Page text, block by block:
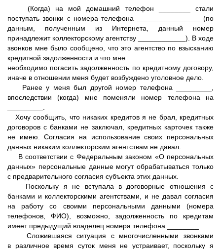
(Когда) на мой домашний телефон ________ стали
поступать звонки с номера телефона ________________ (по
данным, полученным из Интернета, данный номер
принадлежит коллекторскому агентству ____________). В ходе
звонков мне было сообщено, что это агентство по взысканию
кредитной задолженности и что мне
необходимо погасить задолженность по кредитному договору,
иначе в отношении меня будет возбуждено уголовное дело.
Ранее у меня был другой номер телефона _________,
впоследствии (когда) мне поменяли номер телефона на
Хочу сообщить, что никаких кредитов я не брал, кредитных
договоров с банками не заключал, кредитных карточек также
не имею. Согласия на использование своих персональных
данных никаким коллекторским агентствам не давал.
В соответствии с Федеральным законом «О персональных
данных» персональные данные могут обрабатываться только
с предварительного согласия субъекта этих данных.
Поскольку я не вступала в договорные отношения с
банками и коллекторскими агентствами, и не давал согласия
на работу со своими персональными данными (номера
телефонов, ФИО), возможно, задолженность по кредитам
имеет предыдущий владелец номера телефона ________.
Сложившаяся ситуация с многочисленными звонками
в различное время суток меня не устраивает, поскольку я